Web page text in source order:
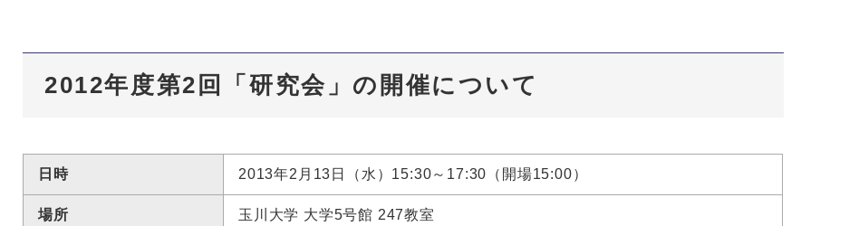
2012年度第2回「研究会」の開催について
日時 2013年2月13日（水）15:30～17:30（開場15:00）
場所 玉川大学 大学5号館 247教室